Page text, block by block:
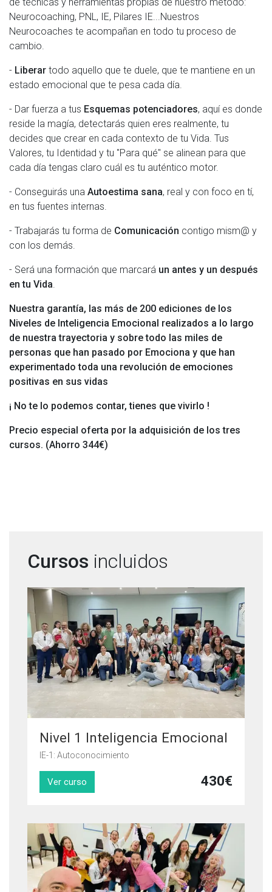
Neurocoaching, PNL, IE, Pilares IE...Nuestros
Neurocoaches te acompañan en todo tu proceso de
cambio.
- Liberar todo aquello que te duele, que te mantiene en un
estado emocional que te pesa cada día.
- Dar fuerza a tus Esquemas potenciadores, aquí es donde
reside la magía, detectarás quien eres realmente, tu
decides que crear en cada contexto de tu Vida. Tus
Valores, tu Identidad y tu "Para qué" se alinean para que
cada día tengas claro cuál es tu auténtico motor.
- Conseguirás una Autoestima sana, real y con foco en tí,
en tus fuentes internas.
- Trabajarás tu forma de Comunicación contigo mism@ y
con los demás.
- Será una formación que marcará un antes y un después
en tu Vida.
Nuestra garantía, las más de 200 ediciones de los
Niveles de Inteligencia Emocional realizados a lo largo
de nuestra trayectoria y sobre todo las miles de
personas que han pasado por Emociona y que han
experimentado toda una revolución de emociones
positivas en sus vidas
¡ No te lo podemos contar, tienes que vivirlo !
Precio especial oferta por la adquisición de los tres
cursos. (Ahorro 344€)
Cursos incluidos
Nivel 1 Inteligencia Emocional
IE-1: Autoconocimiento
Ver curso 430€